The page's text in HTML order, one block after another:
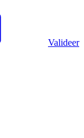
Valideer